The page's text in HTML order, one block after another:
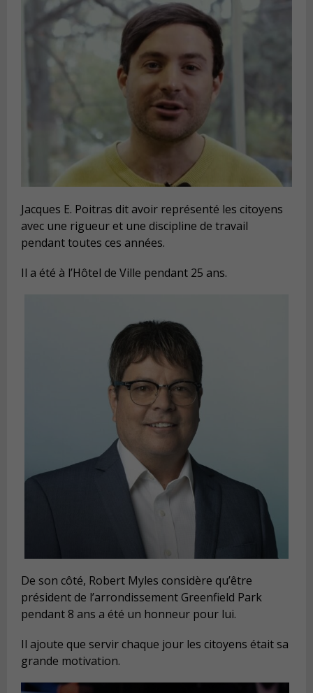
Jacques E. Poitras dit avoir représenté les citoyens
avec une rigueur et une discipline de travail
pendant toutes ces années.
Il a été à l’Hôtel de Ville pendant 25 ans.
De son côté, Robert Myles considère qu’être
président de l’arrondissement Greenfield Park
pendant 8 ans a été un honneur pour lui.
Il ajoute que servir chaque jour les citoyens était sa
grande motivation.